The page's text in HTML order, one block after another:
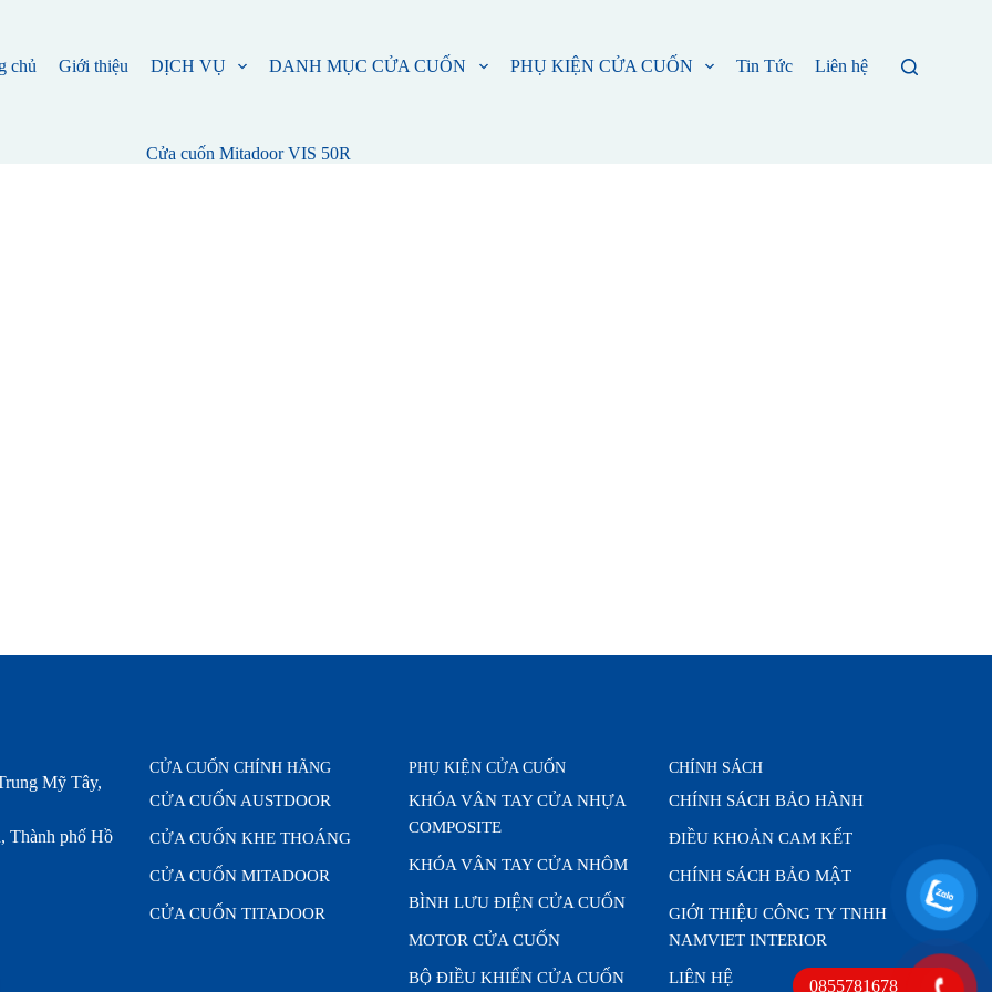
chủ Giới thiệu DỊCH VỤ DANH MỤC CỬA CUỐN PHỤ KIỆN CỬA CUỐN Tin Tức Liên hệ
Cửa cuốn Mitadoor VIS 50R
Mỹ Tây,
Thành phố Hồ
CỬA CUỐN CHÍNH HÃNG
CỬA CUỐN AUSTDOOR
CỬA CUỐN KHE THOÁNG
CỬA CUỐN MITADOOR
CỬA CUỐN TITADOOR
PHỤ KIỆN CỬA CUỐN
KHÓA VÂN TAY CỬA NHỰA
COMPOSITE
KHÓA VÂN TAY CỬA NHÔM
BÌNH LƯU ĐIỆN CỬA CUỐN
MOTOR CỬA CUỐN
BỘ ĐIỀU KHIỂN CỬA CUỐN
CHÍNH SÁCH
CHÍNH SÁCH BẢO HÀNH
ĐIỀU KHOẢN CAM KẾT
CHÍNH SÁCH BẢO MẬT
GIỚI THIỆU CÔNG TY TNHH
NAMVIET INTERIOR
LIÊN HỆ 0855781678